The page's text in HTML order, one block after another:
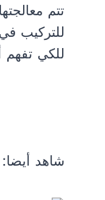
تتم
للتركيب
للكي
شاهد أيضا: